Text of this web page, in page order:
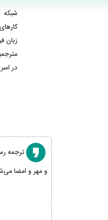
شبکه
زبان
در
ترجمه
و مهر و امضا